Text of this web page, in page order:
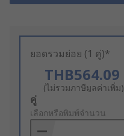
ยอดรวมย่อย (1 คู่)*
THB564.09
(ไม่รวมภาษีมูลค่าเพิ่ม)
Add
to
Basket
คู่
เลือกหรือพิมพ์จำนวน